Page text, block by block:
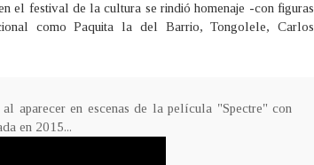
el festival de la cultura se rindió homenaje -con figuras
como Paquita la del Barrio, Tongolele, Carlos
aparecer en escenas de la película "Spectre" con
en 2015...